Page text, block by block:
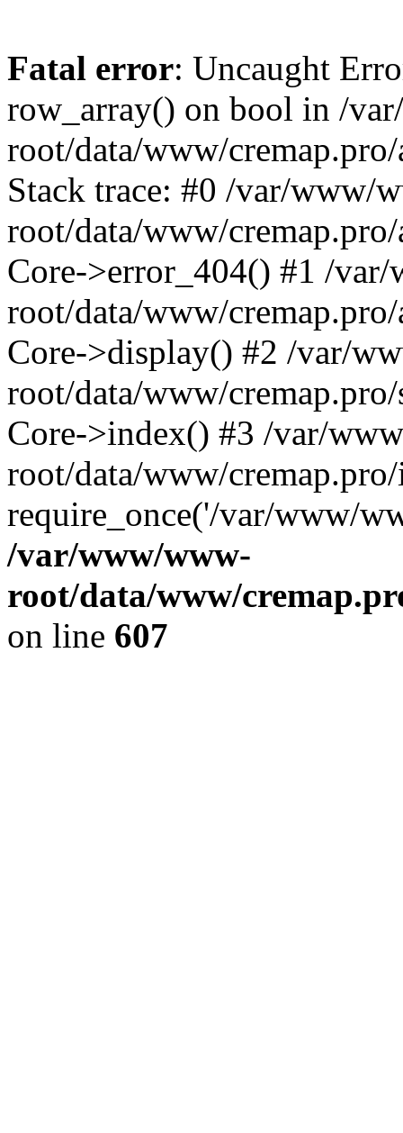
Fatal error: Uncaught
row_array() on bool in /
root/data/www/
Stack trace: #0 /var/www/
root/data/www/
Core->error_404() #1 /
root/data/www/
Core->display() #2 /var/
root/data/www/
Core->index() #3 /var/
root/data/www/
require_once('/var/www/
/var/www/www-
root/data/www/
on line 607